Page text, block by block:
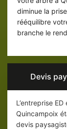
diminue la
rééquilibre
branche le
Devis
L’entreprise
Quincampoix
devis